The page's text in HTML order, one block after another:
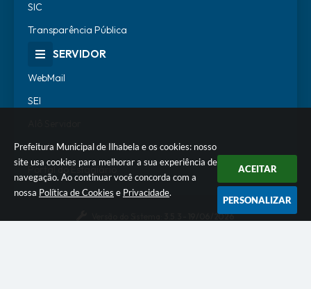
Prefeitura Municipal de Ilhabela e os cookies: nosso
site usa cookies para melhorar a sua experiência de
navegação. Ao continuar você concorda com a
nossa Política de Cookies e Privacidade.
ACEITAR
PERSONALIZAR
SIC
Transparência Pública
SERVIDOR
WebMail
SEI
Escola de Governo
Portal do Estagiário
3.5.3 - 19/06/2026